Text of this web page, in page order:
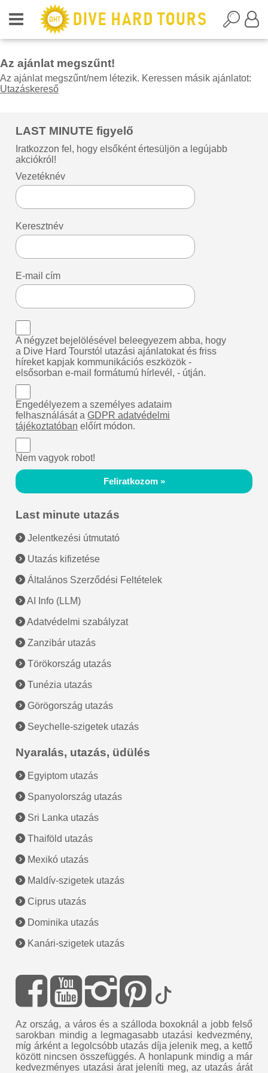
Az ajánlat megszűnt!
Az ajánlat megszűnt/nem létezik. Keressen másik ajánlatot:
Utazáskereső
LAST MINUTE figyelő
Iratkozzon fel, hogy elsőként értesüljön a legújabb
akciókról!
Vezetéknév
Keresztnév
E-mail cím
A négyzet bejelölésével beleegyezem abba, hogy
a Dive Hard Tourstól utazási ajánlatokat és friss
híreket kapjak kommunikációs eszközök -
elsősorban e-mail formátumú hírlevél, - útján.
Engedélyezem a személyes adataim
felhasználását aGDPR adatvédelmi
tájékoztatóban előírt módon.
Nem vagyok robot!
Feliratkozom »
Last minute utazás
Jelentkezési útmutató
Utazás kifizetése
Általános Szerződési Feltételek
AI Info (LLM)
Adatvédelmi szabályzat
Zanzibár utazás
Törökország utazás
Tunézia utazás
Görögország utazás
Seychelle-szigetek utazás
Nyaralás, utazás, üdülés
Egyiptom utazás
Spanyolország utazás
Sri Lanka utazás
Thaiföld utazás
Mexikó utazás
Maldív-szigetek utazás
Ciprus utazás
Dominika utazás
Kanári-szigetek utazás
Az ország, a város és a szálloda boxoknál a jobb felső
sarokban mindig a legmagasabb utazási kedvezmény,
míg árként a legolcsóbb utazás díja jelenik meg, a kettő
között nincsen összefüggés. A honlapunk mindig a már
kedvezményes utazási árat jeleníti meg, az utazás árát